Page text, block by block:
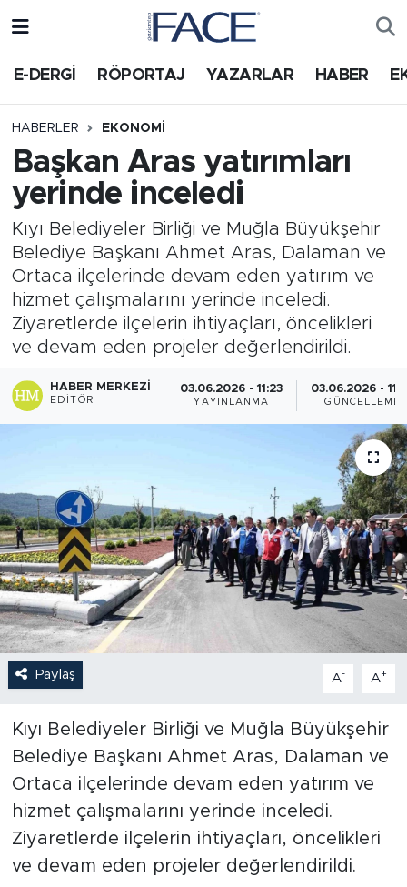
E-DERGİ RÖPORTAJ YAZARLAR HABER
HABERLER EKONOMI
Başkan Aras yatırımları
yerinde inceledi
Kıyı Belediyeler Birliği ve Muğla Büyükşehir
Belediye Başkanı Ahmet Aras, Dalaman ve
Ortaca ilçelerinde devam eden yatırım ve
hizmet çalışmalarını yerinde inceledi.
Ziyaretlerde ilçelerin ihtiyaçları, öncelikleri
ve devam eden projeler değerlendirildi.
HABER MERKEZI
EDITÖR
03.06.2026 - 11:23
YAYINLANMA
03.06.2026 -
GÜNCELLEME
Paylaş A- A+
Kıyı Belediyeler Birliği ve Muğla Büyükşehir
Belediye Başkanı Ahmet Aras, Dalaman ve
Ortaca ilçelerinde devam eden yatırım ve
hizmet çalışmalarını yerinde inceledi.
Ziyaretlerde ilçelerin ihtiyaçları, öncelikleri
ve devam eden projeler değerlendirildi.
HABER
Nöbetçi Eczaneler
Trafik Durumu
Süper Lig Puan Durumu ve Fikstür
Tüm Manşetler
Son Dakika Haberleri
Haber Arşivi